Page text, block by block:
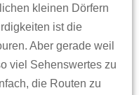
kleinen Dörfern
ist die
Aber gerade weil
viel Sehenswertes zu
die Routen zu